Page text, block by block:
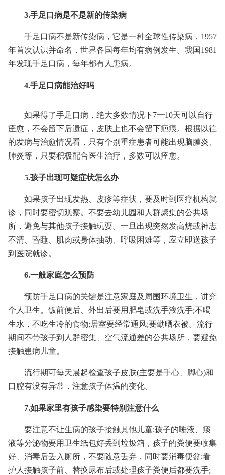
3.手足口病是不是新的传染病
手足口病不是新传染病，它是一种全球性传染病，1957
年首次认识并命名，世界各国每年均有病例发生。我国1981
年发现手足口病，每年都有人患病。
4.手足口病能治好吗
如果得了手足口病，绝大多数情况下7━10天可以自行
痊愈，不会留下后遗症，皮肤上也不会留下疤痕。根据以往
的发病与治愈情况看，只有个别重症患者可能出现脑膜炎、
肺炎等，只要积极配合医生治疗，多数可以痊愈。
5.孩子出现可疑症状怎么办
如果孩子出现发热、皮疹等症状，要及时到医疗机构就
诊，同时要密切观察。不要去幼儿园和人群聚集的公共场
所，避免与其他孩子接触玩耍。一旦出现突然发高烧或神志
不清、昏睡、肌肉或身体抽动、呼吸困难等，应立即送孩子
到医院就诊。
6.一般家庭怎么预防
预防手足口病的关键是注意家庭及周围环境卫生，讲究
个人卫生。饭前便后、外出后要用肥皂或洗手液洗手;不喝
生水，不吃生冷的食物;居室要经常通风;要勤晒衣被。流行
期间不带孩子到人群密集、空气流通差的公共场所，要避免
接触患病儿童。
流行期可每天晨起检查孩子皮肤(主要是手心、脚心)和
口腔有没有异常，注意孩子体温的变化。
7.如果家里有孩子感染要特别注意什么
要注意不让生病的孩子接触其他儿童;孩子的唾液、痰
液等分泌物要用卫生纸包好丢到垃圾箱，孩子的粪便要收集
好、消毒后丢入厕所，不要随意丢弃，同时要消毒便盆;看
护人接触孩子前、替换尿布后或处理孩子粪便后都要洗手;